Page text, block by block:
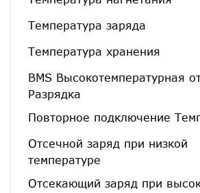
Температура заряда
Температура хранения
BMS Высокотемпературная
Разрядка
Повторное подключение
Отсечной заряд при низкой
температуре
Отсекающий заряд при